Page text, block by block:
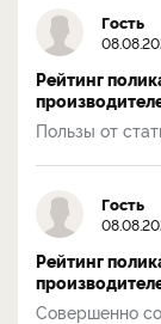
Гость
Рейтинг
Пользы от
Гость
Рейтинг
Совершенно